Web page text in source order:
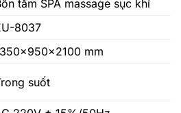
tắm SPA massage sục khí
8037
mm
suốt